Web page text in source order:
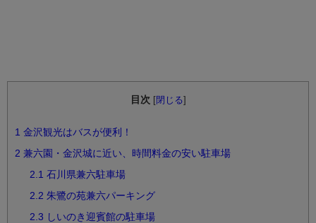
目次 閉じる
1 金沢観光はバスが便利！
2 兼六園・金沢城に近い、時間料金の安い駐車場
2.1 石川県兼六駐車場
2.2 朱鷺の苑兼六パーキング
2.3 しいのき迎賓館の駐車場